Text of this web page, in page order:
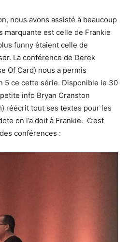
nous avons assisté à beaucoup
marquante est celle de Frankie
funny étaient celle de
La conférence de Derek
Of Card) nous a permis
5 ce cette série. Disponible le 30
info Bryan Cranston
réécrit tout ses textes pour les
on l’a doit à Frankie. C’est
conférences :